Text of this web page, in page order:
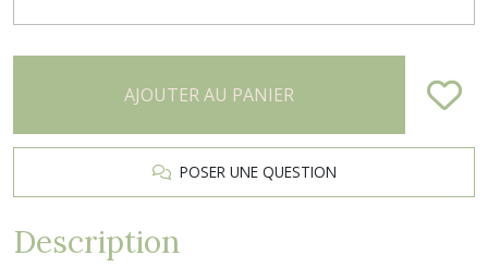
AJOUTER AU PANIER
POSER UNE QUESTION
Description